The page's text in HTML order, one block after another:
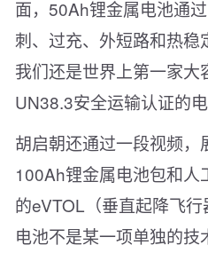
面，50Ah锂金属电池通
刺、过充、外短路和热
我们还是世界上第一家大
UN38.3安全运输认证的电
胡启朝还通过一段视频
100Ah锂金属电池包和
的eVTOL（垂直起降飞
电池不是某一项单独的